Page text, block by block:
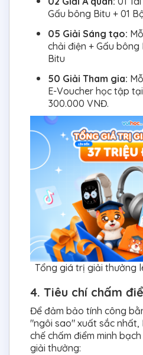
Gấu bông Bitu + 01
05 Giải Sáng tạo:
chải điện + Gấu
Bitu
50 Giải Tham gia:
E-Voucher học tập
300.000 VNĐ.
Tổng giá trị giải thưởng
4. Tiêu chí chấm
Để đảm bảo tính công
"ngôi sao" xuất sắc nhất,
chế chấm điểm minh
giải thưởng: